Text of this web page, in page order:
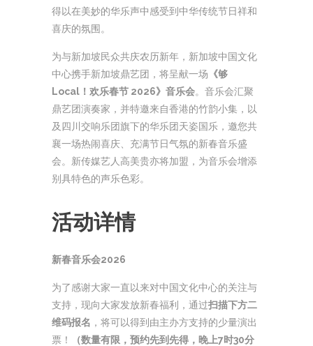
得以在美妙的华乐声中感受到中华传统节日祥和
喜庆的氛围。
为与新加坡民众共庆农历新年，新加坡中国文化
中心携手新加坡鼎艺团，将呈献一场 《够
Local！欢乐春节 2026》音乐会。音乐会汇聚
鼎艺团演奏家，并特邀来自香港的竹韵小集，以
及四川交响乐团旗下的华乐团天姿国乐，邀您共
襄一场热闹喜庆、充满节日气氛的新春音乐盛
会。新传媒艺人高美贵亦将加盟，为音乐会增添
别具特色的声乐色彩。
活动详情
新春音乐会2026
为了感谢大家一直以来对中国文化中心的关注与
支持，现向大家发放新春福利，通过扫描下方二
维码报名 ，将可以得到由主办方支持的少量演出
票！
（数量有限，预约先到先得，晚上7时30分